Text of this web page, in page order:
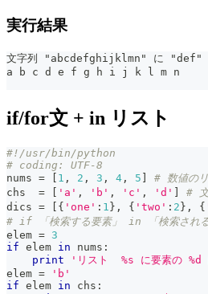
実行結果
文字列 "abcdefghijklmn" に "def" は
a b c d e f g h i j k l m n
if/for文 + in リスト
#!/usr/bin/python
# coding: UTF-8
nums = 1 , 2 , 3 , 4 , 5
# 数値の
chs = 'a' , 'b' , 'c' , 'd'
#
dics = { 'one' : 1 } , { 'two' : 2 } , {
# if 「検索する要素」 in 「検索され
elem = 3
if elem in nums :
print
'リスト  %s に要素の %d
elem =
'b'
if elem in chs :